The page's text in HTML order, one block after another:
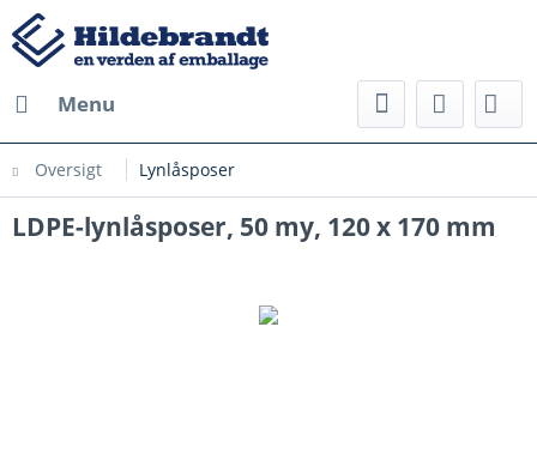
Menu
Oversigt Lynlåsposer
LDPE-lynlåsposer, 50 my, 120 x 170 mm